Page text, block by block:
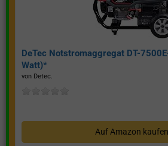
DeTec Notstromaggregat DT-
Watt)*
von Detec.
Auf Amazon